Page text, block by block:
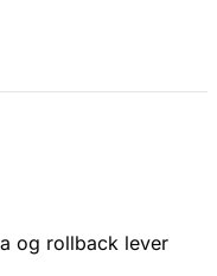
og rollback lever